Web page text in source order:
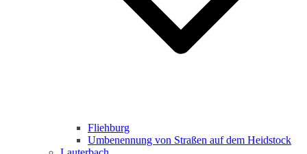
Fliehburg
Umbenennung von Straßen auf dem Heidstock